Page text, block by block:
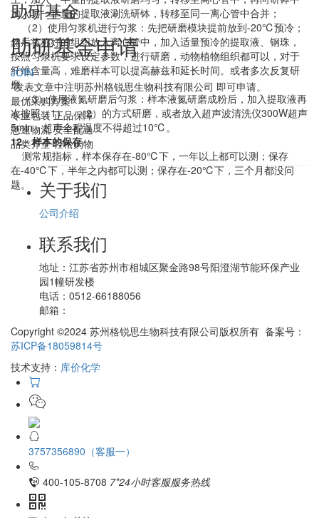
加入另一半量的提取液涮洗研钵，转移至同一离心管中合并；
（2）使用匀浆机进行匀浆：先把研磨模块提前放到-20℃预冷；
然后将称好的组织放入离心管中，加入适量预冷的提取液、钢珠，
按照匀浆机要求设定参数，进行研磨，动物植物组织都可以，对于
纤维含量高，难磨样本可以提高赫兹和延长时间。或者多次反复研
磨
（3）使用液氮研磨后匀浆：样本液氮研磨成粉后，加入提取液再
次按照（1）、（2）的方式研磨，或者放入超声波清洗仪300W超声
5min，超声全程温度不得超过10℃。
12、样本的保存
测常规指标，样本保存在-80℃下，一年以上都可以测；保存
在-40℃下，半年之内都可以测；保存在-20℃下，三个月都没问
题。
助研基金
助研基金申请
JOIN
*发表文章中注明苏州格锐思生物科技有限公司 即可申请。
最优采购方案
专业包装 正品保障
急速物流 安全配送
品类齐全 轻松购物
关于我们
公司介绍
联系我们
地址： 江苏省苏州市相城区聚金路98号阳澄湖节能环保产业
园1幢研发楼
电话： 0512-66188056
邮箱：
Copyright ©2024 苏州格锐思生物科技有限公司版权所有 备案号：
苏ICP备18059814号
技术支持： 库价化学
3757356890（客服一）
400-105-8708 7*24小时客服服务热线